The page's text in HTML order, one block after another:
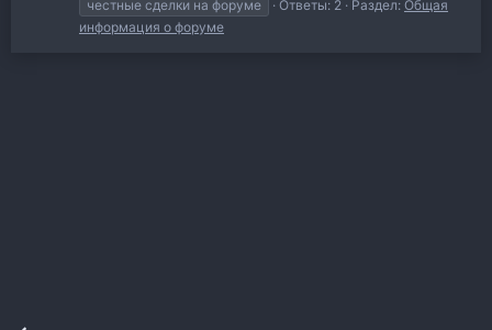
честные сделки на форуме
Ответы: 2 Раздел: Общая
информация о форуме